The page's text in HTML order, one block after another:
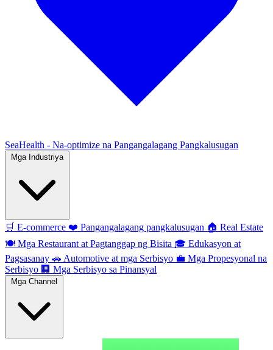
SeaHealth - Na-optimize na Pangangalagang Pangkalusugan
Mga Industriya
🛒 E-commerce ❤️ Pangangalagang pangkalusugan 🏠 Real Estate
🍽️ Mga Restaurant at Pagtanggap ng Bisita 🎓 Edukasyon at
Pagsasanay 🚗 Automotive at mga Serbisyo 💼 Mga Propesyonal na
Serbisyo 🏢 Mga Serbisyo sa Pinansyal